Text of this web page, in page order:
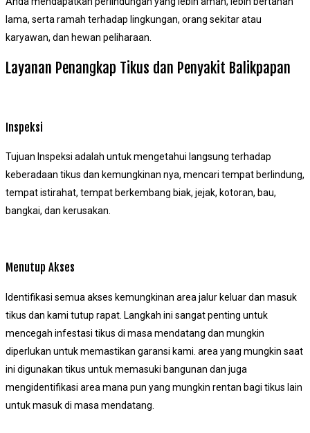
lama, serta ramah terhadap lingkungan, orang sekitar atau
karyawan, dan hewan peliharaan.
Layanan Penangkap Tikus dan Penyakit Balikpapan
Inspeksi
Tujuan Inspeksi adalah untuk mengetahui langsung terhadap
keberadaan tikus dan kemungkinan nya, mencari tempat berlindung,
tempat istirahat, tempat berkembang biak, jejak, kotoran, bau,
bangkai, dan kerusakan.
Menutup Akses
Identifikasi semua akses kemungkinan area jalur keluar dan masuk
tikus dan kami tutup rapat. Langkah ini sangat penting untuk
mencegah infestasi tikus di masa mendatang dan mungkin
diperlukan untuk memastikan garansi kami. area yang mungkin saat
ini digunakan tikus untuk memasuki bangunan dan juga
mengidentifikasi area mana pun yang mungkin rentan bagi tikus lain
untuk masuk di masa mendatang.